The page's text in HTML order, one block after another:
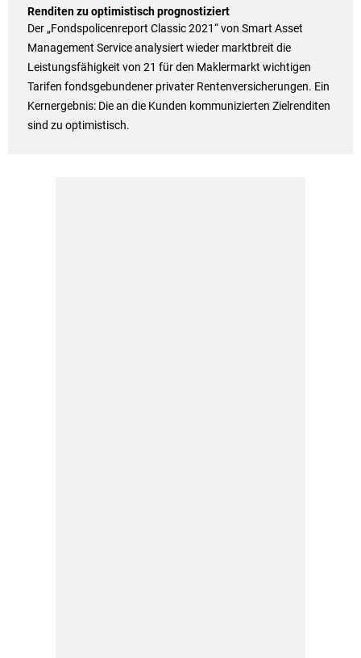
Renditen zu optimistisch prognostiziert
Der „Fondspolicenreport Classic 2021“ von Smart Asset
Management Service analysiert wieder marktbreit die
Leistungsfähigkeit von 21 für den Maklermarkt wichtigen
Tarifen fondsgebundener privater Rentenversicherungen. Ein
Kernergebnis: Die an die Kunden kommunizierten Zielrenditen
sind zu optimistisch.